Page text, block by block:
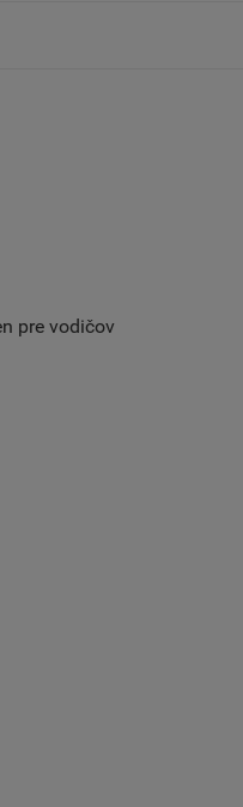
pre vodičov